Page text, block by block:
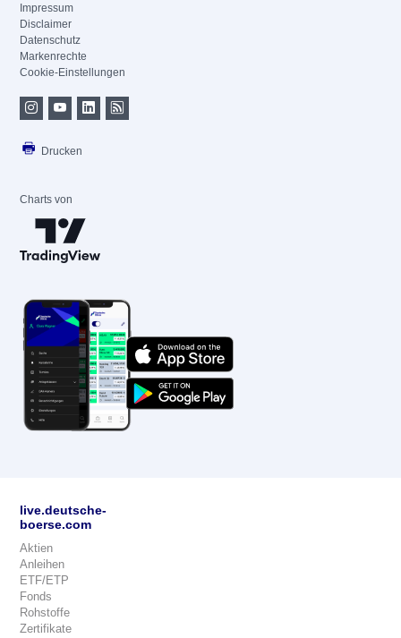
Impressum
Disclaimer
Datenschutz
Markenrechte
Cookie-Einstellungen
Drucken
Charts von
live.deutsche-
boerse.com
Aktien
Anleihen
ETF/ETP
Fonds
Rohstoffe
Zertifikate